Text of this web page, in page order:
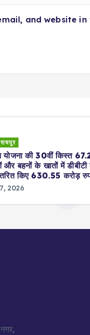
and website
रायपुर
योजना की 30वीं किस्त
और बहनों के खातों में
किए 630.55 करोड़
2026